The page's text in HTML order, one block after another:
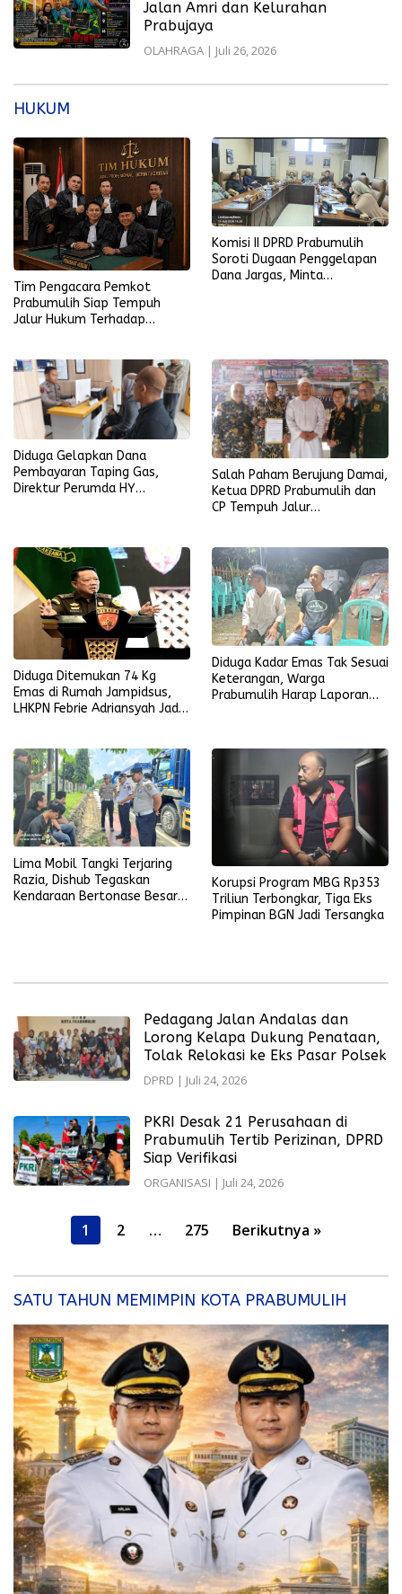
Jalan Amri dan Kelurahan
Prabujaya
OLAHRAGA| Juli 26, 2026
HUKUM
Tim Pengacara Pemkot
Prabumulih Siap Tempuh
Jalur Hukum Terhadap
Komisi II DPRD Prabumulih
Soroti Dugaan Penggelapan
Dana Jargas, Minta
Diduga Gelapkan Dana
Pembayaran Taping Gas,
Direktur Perumda HY
Salah Paham Berujung Damai,
Ketua DPRD Prabumulih dan
CP Tempuh Jalur
Diduga Ditemukan 74 Kg
Emas di Rumah Jampidsus,
LHKPN Febrie Adriansyah Jadi
Diduga Kadar Emas Tak Sesuai
Keterangan, Warga
Prabumulih Harap Laporan
Lima Mobil Tangki Terjaring
Razia, Dishub Tegaskan
Kendaraan Bertonase Besar
Korupsi Program MBG Rp353
Triliun Terbongkar, Tiga Eks
Pimpinan BGN Jadi Tersangka
Pedagang Jalan Andalas dan
Lorong Kelapa Dukung Penataan,
Tolak Relokasi ke Eks Pasar Polsek
DPRD | Juli 24, 2026
PKRI Desak 21 Perusahaan di
Prabumulih Tertib Perizinan, DPRD
Siap Verifikasi
ORGANISASI | Juli 24, 2026
Paginasi
1 2 … 275 Berikutnya »
SATU TAHUN MEMIMPIN KOTA PRABUMULIH